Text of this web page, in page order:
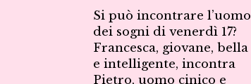
Si può incontrare l’uomo
dei sogni di venerdì 17?
Francesca, giovane, bella
e intelligente, incontra
Pietro, uomo cinico e